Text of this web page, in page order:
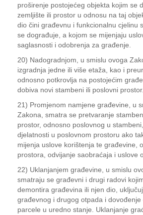
proširenje postojećeg objekta kojim se
zemljište ili prostor u odnosu na taj
dio čini građevnu i funkcionalnu cjelinu
se dograđuje, a kojom se mijenjaju
saglasnosti i odobrenja za građenje.
20) Nadogradnjom, u smislu ovoga
izgradnja jedne ili više etaža, kao i
odnosno potkrovlja na postojećim
dobiva novi stambeni ili poslovni prostor.
21) Promjenom namjene građevine, u
Zakona, smatra se pretvaranje
prostor, odnosno poslovnog u
djelatnosti u poslovnom prostoru ako
mijenja uslove korištenja te građevine,
prostora, odvijanje saobraćaja i uslove
22) Uklanjanjem građevine, u smislu
smatraju se građevni i drugi radovi
demontira građevina ili njen dio,
građevnog i drugog otpada i dovođenje
parcele u uredno stanje. Uklanjanje